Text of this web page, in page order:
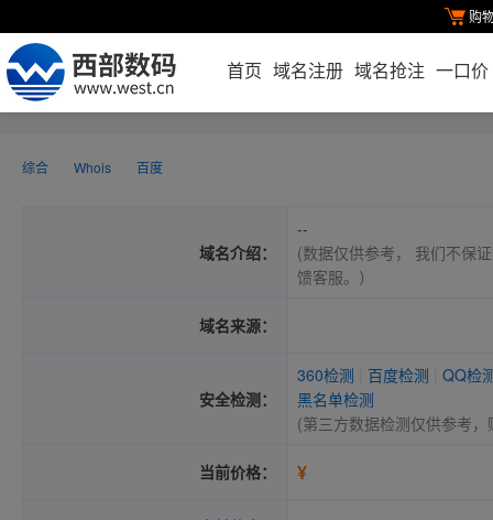
购
首页 域名注册 域名抢注 一口价
综合 Whois 百度
域名介绍：
--
(数据仅供参考， 我们不保
馈客服。）
域名来源：
安全检测：
360检测 百度检测
QQ检
黑名单检测
(第三方数据检测仅供参考
当前价格： ¥